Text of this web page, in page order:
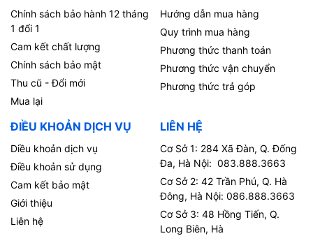
Chính sách bảo hành 12 tháng
1 đổi 1
Cam kết chất lượng
Chính sách bảo mật
Thu cũ - Đổi mới
Mua lại
Hướng dẫn mua hàng
Quy trình mua hàng
Phương thức thanh toán
Phương thức vận chuyển
Phương thức trả góp
ĐIỀU KHOẢN DỊCH VỤ
Diều khoản dịch vụ
Điều khoản sử dụng
Cam kết bảo mật
Giới thiệu
Liên hệ
LIÊN HỆ
Cơ Sở 1: 284 Xã Đàn, Q. Đống
Đa, Hà Nội: 083.888.3663
Cơ Sở 2: 42 Trần Phú, Q. Hà
Đông, Hà Nội: 086.888.3663
Cơ Sở 3: 48 Hồng Tiến, Q.
Long Biên, Hà